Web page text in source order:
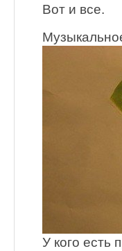
Вот и все.
У кого есть